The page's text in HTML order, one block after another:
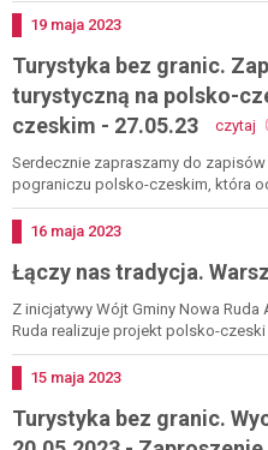
w
skały
Dodano
19 maja 2023
Turystyka bez granic.
turystyczną na polsko-
czeskim - 27.05.23
czytaj
Serdecznie zapraszamy do
pograniczu polsko-czeskim, która
Dodano
16 maja 2023
Łączy nas tradycja.
Z inicjatywy Wójt Gminy Nowa
Ruda realizuje projekt polsko-czeski
Dodano
15 maja 2023
Turystyka bez granic.